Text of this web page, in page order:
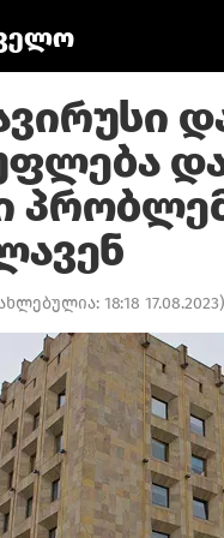
18:18 17.08.2023)